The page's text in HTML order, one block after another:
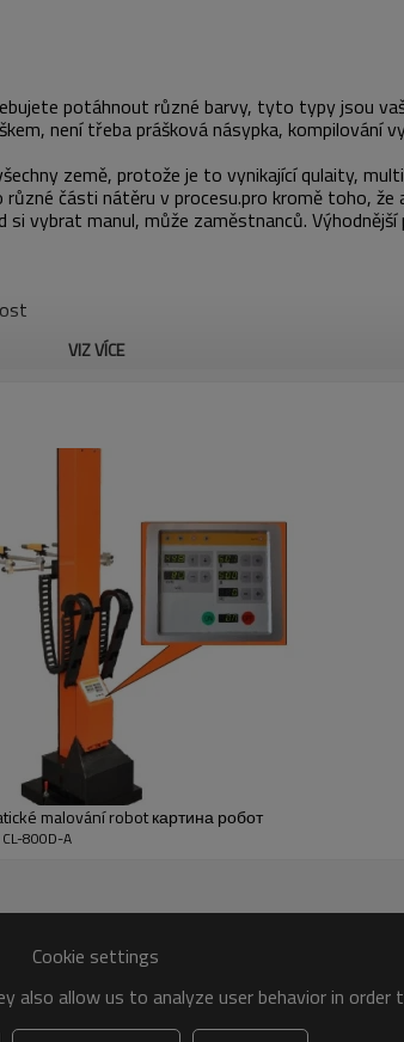
potáhnout různé barvy, tyto typy jsou
není třeba prášková násypka, kompilování
země, protože je to vynikající qulaity,
části nátěru v procesu.pro kromě toho,
vybrat manul, může zaměstnanců. Výhodnější
VIZ VÍCE
malování robot картина робот
800D-A
Cookie settings
also allow us to analyze user behavior in